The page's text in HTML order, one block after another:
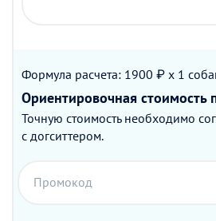
Формула расчета: 1900 ₽ x 1
Ориентировочная стоимость
Точную стоимость необходимо
с догситтером.
Промокод